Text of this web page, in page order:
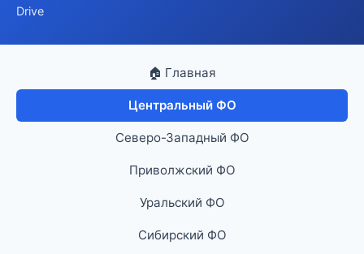
Drive
🏠 Главная
Центральный ФО
Северо-Западный ФО
Приволжский ФО
Уральский ФО
Сибирский ФО